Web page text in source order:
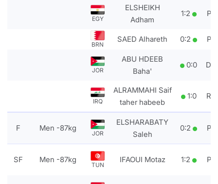
EGY
ELSHEIKH
Adham
1:2
BRN
SAED Alhareth 0:2
JOR
ABU HDEEB
Baha'
0:0
IRQ
ALRAMMAHI Saif
taher habeeb
1:0
F Men -87kg
JOR
ELSHARABATY
Saleh
0:2
SF Men -87kg
TUN
IFAOUI Motaz 1:2